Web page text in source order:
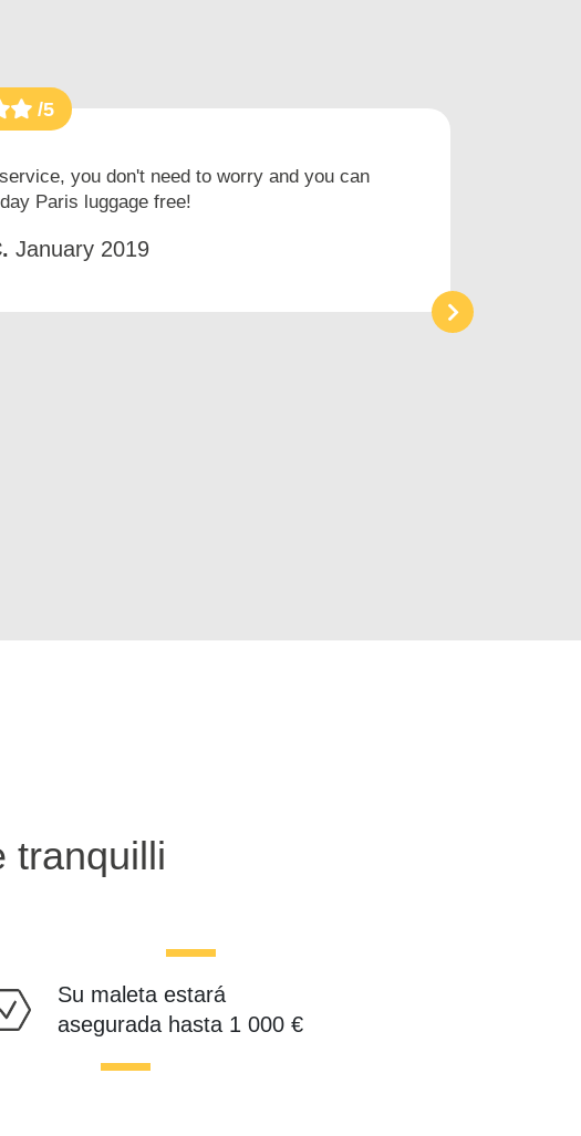
/5
you don't need to worry and you can
Paris luggage free!
January 2019
tranquilli
Su maleta estará
asegurada hasta 1 000 €